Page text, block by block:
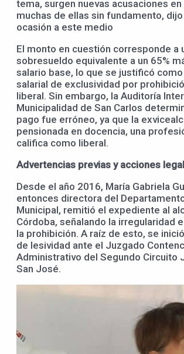
tema, surgen nuevas acusaciones en
muchas de ellas sin fundamento,
ocasión a este medio
El monto en cuestión corresponde a
sobresueldo equivalente a un 65%
salario base, lo que se justificó como
salarial de exclusividad por
liberal. Sin embargo, la Auditoría
Municipalidad de San Carlos
pago fue erróneo, ya que la
pensionada en docencia, una
califica como liberal.
Advertencias previas y acciones
Desde el año 2016, María Gabriela
entonces directora del
Municipal, remitió el expediente al
Córdoba, señalando la irregularidad
la prohibición. A raíz de esto, se
de lesividad ante el Juzgado
Administrativo del Segundo Circuito
San José.